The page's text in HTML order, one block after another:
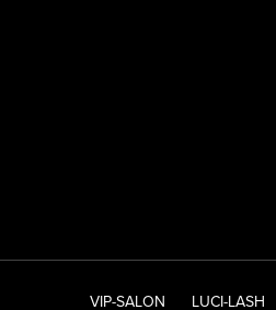
VIP-SALON LUCI-LASH